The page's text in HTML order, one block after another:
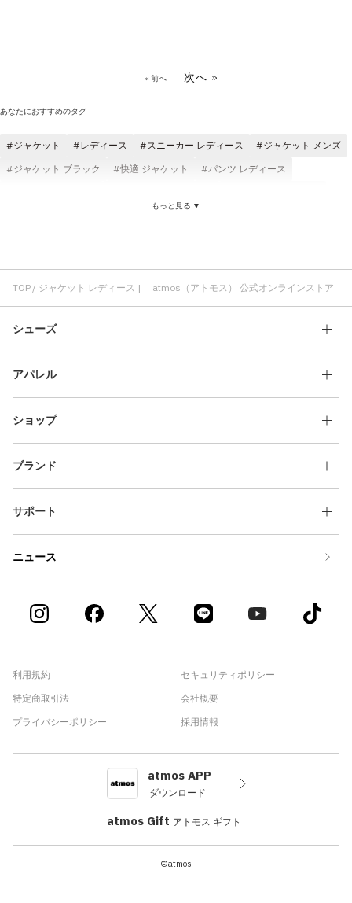
« 前へ 次へ »
あなたにおすすめのタグ
ジャケット レディース スニーカー レディース
ジャケット メンズ
ジャケット ブラック
快適 ジャケット
パンツ レディース
ブーツ レディース
レディース クラシック メンズ レディース
もっと見る ▼
TOP ジャケット レディース | atmos（アトモス） 公式オンラインストア
シューズ
アパレル
ショップ
ブランド
サポート
ニュース
利用規約
特定商取引法
プライバシーポリシー
セキュリティポリシー
会社概要
採用情報
atmos APP
ダウンロード
atmos Gift アトモス ギフト
©atmos